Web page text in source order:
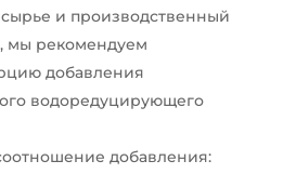
и производственный
мы рекомендуем
добавления
водоредуцирующего
добавления: